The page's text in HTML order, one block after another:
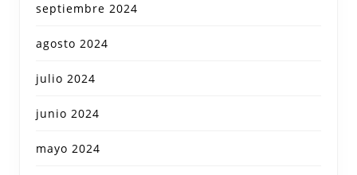
septiembre 2024
agosto 2024
julio 2024
junio 2024
mayo 2024